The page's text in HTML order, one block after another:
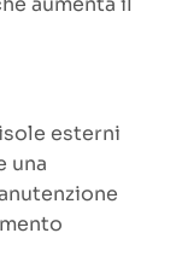
esterni
una